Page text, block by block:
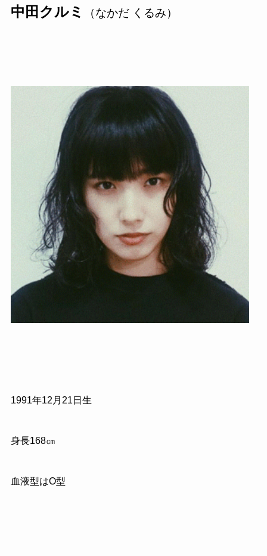
中田クルミ （なかだ くるみ）
1991年12月21日生
身長168㎝
血液型はO型